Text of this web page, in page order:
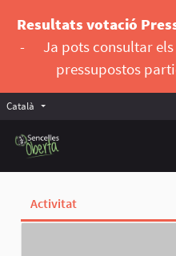
Resultats votació
-
Ja pots consultar
pressupostos
Català Triar la llengua
Activitat